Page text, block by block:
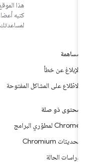
هذا الموقع
لمساعدتك في
مساهمة
الإبلاغ عن خطأ
الاطّلاع على المشاكل المفتوحة
محتوى ذو صلة
Chrome لمطوّري البرامج
تحديثات Chromium
دراسات الحالة